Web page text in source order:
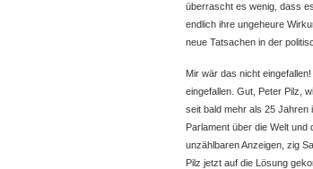
überrascht es wenig, dass
endlich ihre ungeheure
neue Tatsachen in der
Mir wär das nicht
eingefallen. Gut, Peter Pilz,
seit bald mehr als 25 Jahren
Parlament über die Welt
unzählbaren Anzeigen, zig
Pilz jetzt auf die Lösung